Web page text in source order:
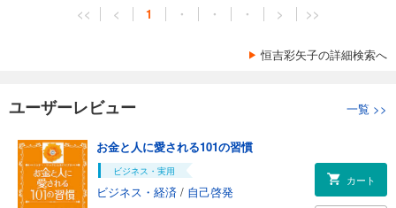
<< < 1 ・ ・ ・ > >>
恒吉彩矢子の詳細検索へ
ユーザーレビュー 一覧 >>
お金と人に愛される101の習慣
ビジネス・実用
ビジネス・経済 / 自己啓発
カート